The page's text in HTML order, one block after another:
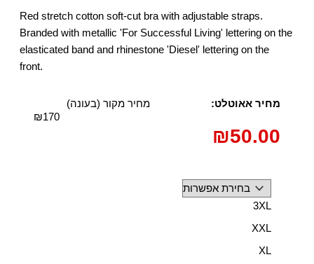
Red stretch cotton soft-cut bra with adjustable straps.
Branded with metallic 'For Successful Living' lettering on the
elasticated band and rhinestone 'Diesel' lettering on the
front.
מחיר אאוטלט:
₪50.00
מחיר מקור (בעונה)
₪170
3XL
XXL
XL